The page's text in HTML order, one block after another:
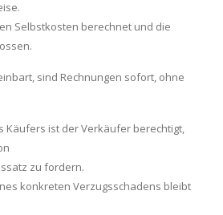
Selbstkosten berechnet und die
sind Rechnungen sofort, ohne
Käufers ist der Verkäufer berechtigt,
zu fordern.
konkreten Verzugsschadens bleibt